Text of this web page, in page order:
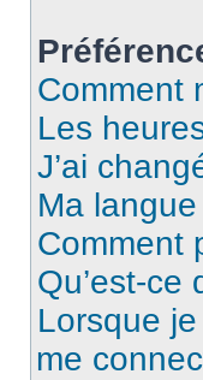
Comment
Les
J’ai
Ma
Comment
Qu’est-
Lorsque
me